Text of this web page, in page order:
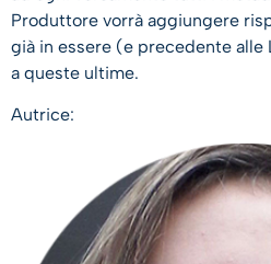
Produttore vorrà aggiungere
già in essere (e precedente alle
a queste ultime.
Autrice: